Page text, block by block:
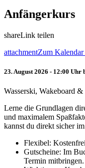
Anfängerkurs
shareLink teilen
attachmentZum
23. August 2026 - 12:00 Uhr
Wasserski, Wakeboard
Lerne die Grundlagen
und maximalem
kannst du direkt sicher
Flexibel:
Gutscheine: Im
Termin mitbringen.